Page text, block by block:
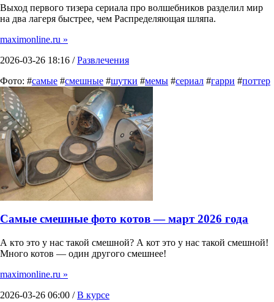
Выход первого тизера сериала про волшебников разделил мир
на два лагеря быстрее, чем Распределяющая шляпа.
maximonline.ru »
2026-03-26 18:16 /Развлечения
Фото: #самые #смешные #шутки #мемы #сериал #гарри #поттер
Самые смешные фото котов — март 2026 года
А кто это у нас такой смешной? А кот это у нас такой смешной!
Много котов — один другого смешнее!
maximonline.ru »
2026-03-26 06:00 /В курсе